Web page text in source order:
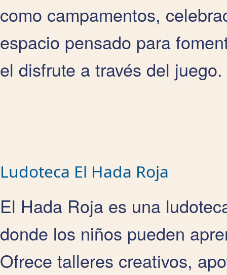
como campamentos,
espacio pensado para
el disfrute a través del juego.
Ludoteca El Hada Roja
El Hada Roja es una
donde los niños pueden
Ofrece talleres creativos,